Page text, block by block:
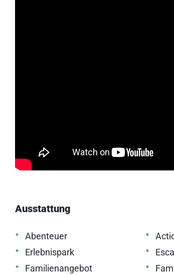
Ausstattung
• Abenteuer •
• Erlebnispark •
• Familienangebot •